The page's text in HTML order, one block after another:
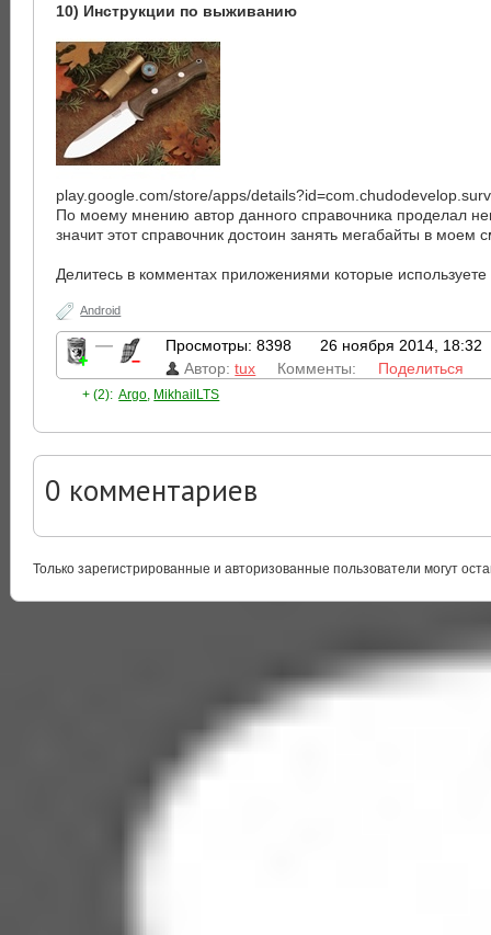
10) Инструкции по выживанию
play.google.com/store/apps/
По моему мнению автор данного справочника проделал
значит этот справочник достоин занять мегабайты в моем
Делитесь в комментах приложениями которые
Android
— Просмотры: 8398
26 ноября 2014, 18:32
Автор:tux Комменты: Поделиться
+ (2): Argo MikhailLTS
0 комментариев
Только зарегистрированные и авторизованные пользователи могут